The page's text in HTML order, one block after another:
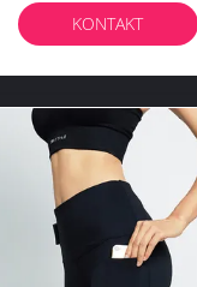
Gamaschen-MLXL
KONTAKT